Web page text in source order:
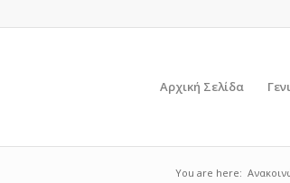
Αρχική Σελίδα
You are here: